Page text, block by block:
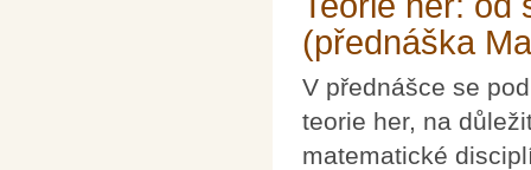
(přednáška
V přednášce se
teorie her, na
matematické